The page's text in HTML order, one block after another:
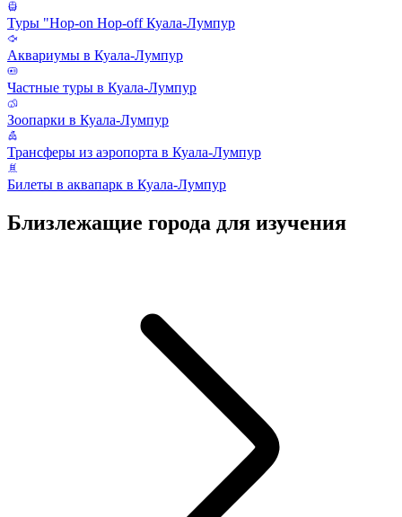
Туры "Hop-on Hop-off Куала-Лумпур
Аквариумы в Куала-Лумпур
Частные туры в Куала-Лумпур
Зоопарки в Куала-Лумпур
Трансферы из аэропорта в Куала-Лумпур
Билеты в аквапарк в Куала-Лумпур
Близлежащие города для изучения